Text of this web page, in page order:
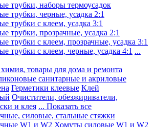
трубки, наборы термоусадок
трубки, черные, усадка 2:1
трубки с клеем, усадка 3:1
трубки, прозрачные, усадка 2:1
трубки с клеем, прозрачные, усадка 3:1
трубки с клеем, черные, усадка 4:1 ...
товары для дома и ремонта
санитарные и акриловые
Герметики клеевые Клей
Очистители, обезжириватели,
и клея ... Показать все
силовые, стальные стяжки
W1 и W2 Хомуты силовые W1 и W2